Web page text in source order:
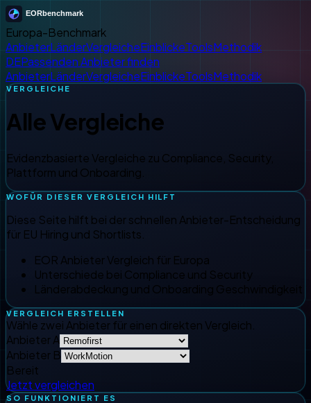
Europa-Benchmark
AnbieterLänderVergleicheEinblickeToolsMethodik
DEPassenden Anbieter finden
AnbieterLänderVergleicheEinblickeToolsMethodik
VERGLEICHE
Alle Vergleiche
Evidenzbasierte Vergleiche zu Compliance, Security,
Plattform und Onboarding.
WOFÜR DIESER VERGLEICH HILFT
Diese Seite hilft bei der schnellen Anbieter-Entscheidung
für EU Hiring und Shortlists.
EOR Anbieter Vergleich für Europa
Unterschiede bei Compliance und Security
Länderabdeckung und Onboarding Geschwindigkeit
VERGLEICH ERSTELLEN
Wähle zwei Anbieter für einen direkten Vergleich.
Anbieter A
Anbieter B
Bereit
Jetzt vergleichen
SO FUNKTIONIERT ES